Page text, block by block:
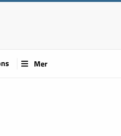
Mer